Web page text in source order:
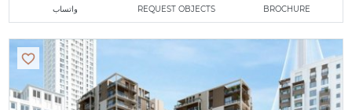
BROCHURE
REQUEST OBJECTS واتساب